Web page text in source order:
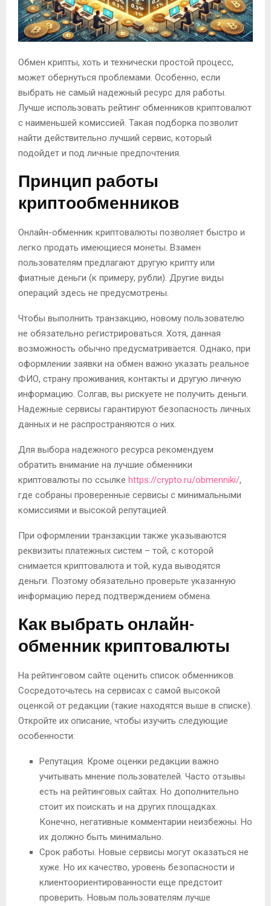
Обмен крипты, хоть и технически простой процесс,
может обернуться проблемами. Особенно, если
выбрать не самый надежный ресурс для работы.
Лучше использовать рейтинг обменников криптовалют
с наименьшей комиссией. Такая подборка позволит
найти действительно лучший сервис, который
подойдет и под личные предпочтения.
Принцип работы
криптообменников
Онлайн-обменник криптовалюты позволяет быстро и
легко продать имеющиеся монеты. Взамен
пользователям предлагают другую крипту или
фиатные деньги (к примеру, рубли). Другие виды
операций здесь не предусмотрены.
Чтобы выполнить транзакцию, новому пользователю
не обязательно регистрироваться. Хотя, данная
возможность обычно предусматривается. Однако, при
оформлении заявки на обмен важно указать реальное
ФИО, страну проживания, контакты и другую личную
информацию. Солгав, вы рискуете не получить деньги.
Надежные сервисы гарантируют безопасность личных
данных и не распространяются о них.
Для выбора надежного ресурса рекомендуем
обратить внимание на лучшие обменники
криптовалюты по ссылке https://crypto.ru/obmenniki/,
где собраны проверенные сервисы с минимальными
комиссиями и высокой репутацией.
При оформлении транзакции также указываются
реквизиты платежных систем – той, с которой
снимается криптовалюта и той, куда выводятся
деньги. Поэтому обязательно проверьте указанную
информацию перед подтверждением обмена.
Как выбрать онлайн-
обменник криптовалюты
На рейтинговом сайте оценить список обменников.
Сосредоточьтесь на сервисах с самой высокой
оценкой от редакции (такие находятся выше в списке).
Откройте их описание, чтобы изучить следующие
особенности:
Репутация. Кроме оценки редакции важно
учитывать мнение пользователей. Часто отзывы
есть на рейтинговых сайтах. Но дополнительно
стоит их поискать и на других площадках.
Конечно, негативные комментарии неизбежны. Но
их должно быть минимально.
Срок работы. Новые сервисы могут оказаться не
хуже. Но их качество, уровень безопасности и
клиентоориентированности еще предстоит
проверить. Новым пользователям лучше